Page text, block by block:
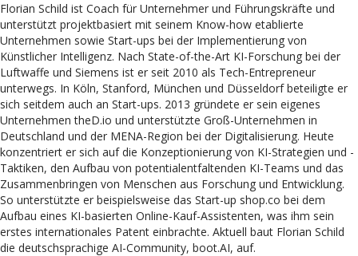
Florian Schild ist Coach für Unternehmer und Führungskräfte und
unterstützt projektbasiert mit seinem Know-how etablierte
Unternehmen sowie Start-ups bei der Implementierung von
Künstlicher Intelligenz. Nach State-of-the-Art KI-Forschung bei der
Luftwaffe und Siemens ist er seit 2010 als Tech-Entrepreneur
unterwegs. In Köln, Stanford, München und Düsseldorf beteiligte er
sich seitdem auch an Start-ups. 2013 gründete er sein eigenes
Unternehmen theD.io und unterstützte Groß-Unternehmen in
Deutschland und der MENA-Region bei der Digitalisierung. Heute
konzentriert er sich auf die Konzeptionierung von KI-Strategien und -
Taktiken, den Aufbau von potentialentfaltenden KI-Teams und das
Zusammenbringen von Menschen aus Forschung und Entwicklung.
So unterstützte er beispielsweise das Start-up shop.co bei dem
Aufbau eines KI-basierten Online-Kauf-Assistenten, was ihm sein
erstes internationales Patent einbrachte. Aktuell baut Florian Schild
die deutschsprachige AI-Community, boot.AI, auf.